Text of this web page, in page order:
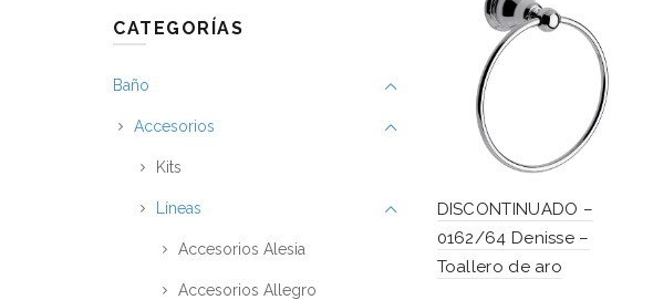
DISCONTINUADO –
0162/64 Denisse –
Toallero de aro
CATEGORÍAS
Baño
Accesorios
Kits
Líneas
Accesorios Alesia
Accesorios Allegro